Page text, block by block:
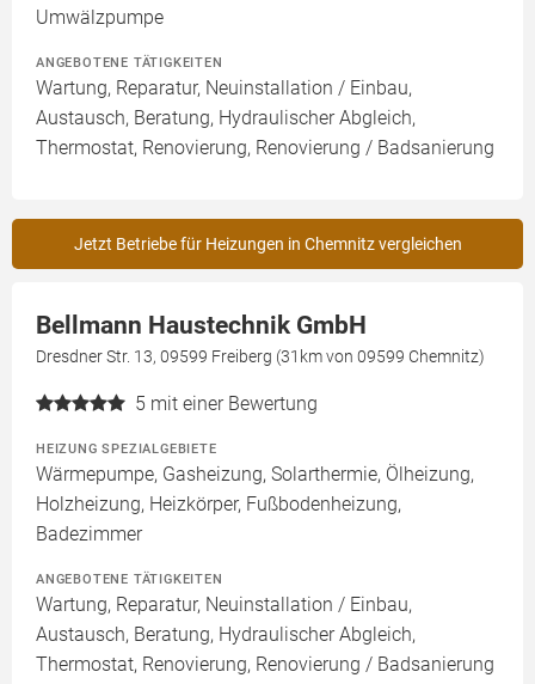
Umwälzpumpe
ANGEBOTENE TÄTIGKEITEN
Wartung, Reparatur, Neuinstallation / Einbau,
Austausch, Beratung, Hydraulischer Abgleich,
Thermostat, Renovierung, Renovierung / Badsanierung
Jetzt Betriebe für Heizungen in Chemnitz vergleichen
Bellmann Haustechnik GmbH
Dresdner Str. 13, 09599 Freiberg (31km von 09599 Chemnitz)
5 mit einer Bewertung
HEIZUNG SPEZIALGEBIETE
Wärmepumpe, Gasheizung, Solarthermie, Ölheizung,
Holzheizung, Heizkörper, Fußbodenheizung,
Badezimmer
ANGEBOTENE TÄTIGKEITEN
Wartung, Reparatur, Neuinstallation / Einbau,
Austausch, Beratung, Hydraulischer Abgleich,
Thermostat, Renovierung, Renovierung / Badsanierung